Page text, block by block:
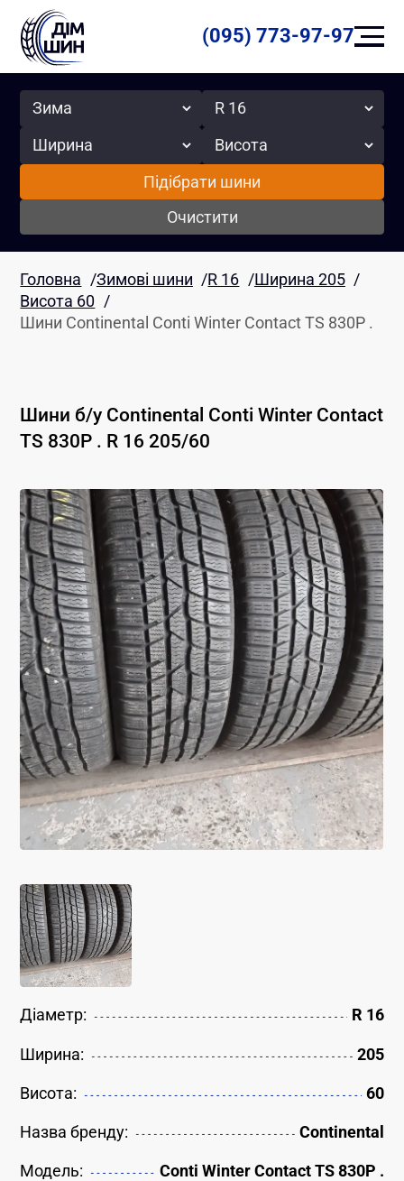
(095) 773-97-97
Сезон Радіус
Ширина Висота
Підібрати шини
Очистити
Головна /Зимові шини /R 16 /Ширина 205 /
Висота 60 /
Шини Continental Conti Winter Contact TS 830P .
Шини б/у Continental Conti Winter Contact
TS 830P . R 16 205/60
Діаметр: R 16
Ширина: 205
Висота: 60
Назва бренду: Continental
Модель: Conti Winter Contact TS 830P .